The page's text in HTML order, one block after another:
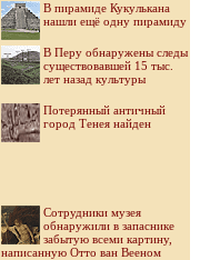
В пирамиде Кукулькана
нашли ещё одну пирамиду
В Перу обнаружены следы
существовавшей 15 тыс.
лет назад культуры
Потерянный античный
город Тенея найден
Cотрудники музея
обнаружили в запаснике
забытую всеми картину,
написанную Отто ван Вееном